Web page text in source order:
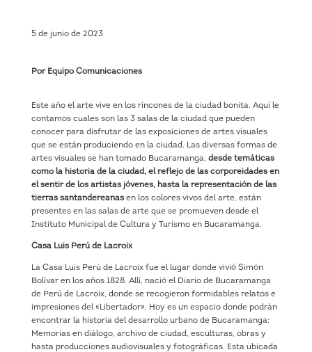
5 de junio de 2023
Por Equipo Comunicaciones
Este año el arte vive en los rincones de la ciudad bonita. Aquí le
contamos cuales son las 3 salas de la ciudad que pueden
conocer para disfrutar de las exposiciones de artes visuales
que se están produciendo en la ciudad. Las diversas formas de
artes visuales se han tomado Bucaramanga, desde temáticas
como la historia de la ciudad, el reflejo de las corporeidades en
el sentir de los artistas jóvenes, hasta la representación de las
tierras santandereanasen los colores vivos del arte, están
presentes en las salas de arte que se promueven desde el
Instituto Municipal de Cultura y Turismo en Bucaramanga.
Casa Luis Perú de Lacroix
La Casa Luis Perú de Lacroix fue el lugar donde vivió Simón
Bolívar en los años 1828. Allí, nació el Diario de Bucaramanga
de Perú de Lacroix, donde se recogieron formidables relatos e
impresiones del «Libertador». Hoy es un espacio donde podrán
encontrar la historia del desarrollo urbano de Bucaramanga:
Memorias en diálogo, archivo de ciudad, esculturas, obras y
hasta producciones audiovisuales y fotográficas. Esta ubicada